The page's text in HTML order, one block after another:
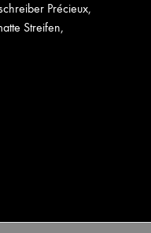
Précieux,
Streifen,